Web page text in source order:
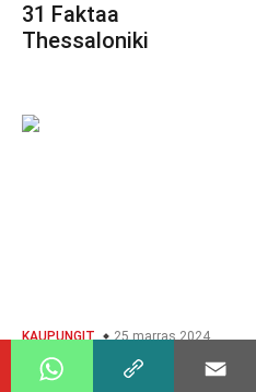
31 Faktaa
Thessaloniki
KAUPUNGIT 25 marras 2024
40 Faktaa Akre